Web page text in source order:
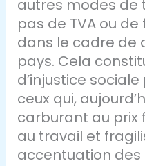
autres modes de
pas de TVA ou
dans le cadre de
pays. Cela
d’injustice
ceux qui,
carburant au prix
au travail et
accentuation des